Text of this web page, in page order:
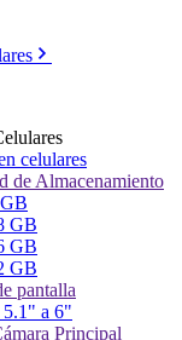
celulares
de Almacenamiento
GB
GB
GB
pantalla
5.1" a 6"
Principal